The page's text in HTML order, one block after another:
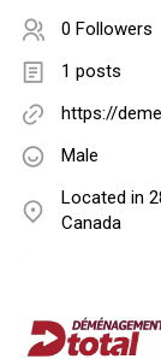
0 Followers
1 posts
https://
Male
Located in
Canada